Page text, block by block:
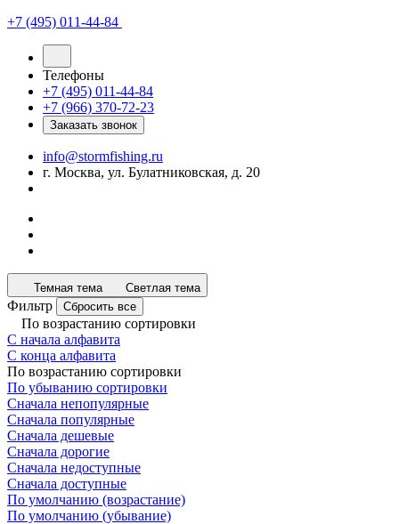
+7 (495) 011-44-84
Телефоны
+7 (495) 011-44-84
+7 (966) 370-72-23
Заказать звонок
info@stormfishing.ru
г. Москва, ул. Булатниковская, д. 20
Темная тема Светлая тема
Фильтр Сбросить все
По возрастанию сортировки
С начала алфавита
С конца алфавита
По возрастанию сортировки
По убыванию сортировки
Сначала непопулярные
Сначала популярные
Сначала дешевые
Сначала дорогие
Сначала недоступные
Сначала доступные
По умолчанию (возрастание)
По умолчанию (убывание)